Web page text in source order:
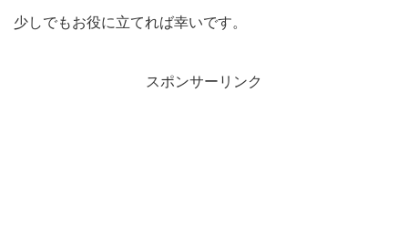
少しでもお役に立てれば幸いです。
スポンサーリンク